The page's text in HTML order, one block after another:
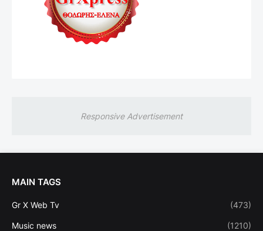
Responsive Advertisement
MAIN TAGS
Gr X Web Tv (473)
Music news (1210)